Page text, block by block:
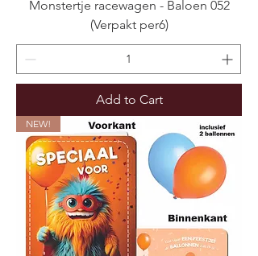
Monstertje racewagen - Baloen 052
(Verpakt per6)
Add to Cart
NEW!